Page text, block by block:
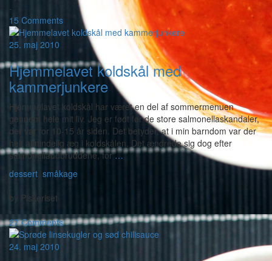
-
15 Comments
25. maj 2010
Hjemmelavet koldskål med
kammerjunkere
Hjemmelavet koldskål har været en del af sommermenuen
gennem hele mit liv. Jeg er født før de store salmonellaskandaler,
der var for 10-15 år siden. Det betyder, at i min barndom var der
helt almindelig æg i koldskålen. Det ændrede sig dog efter
salmonellaudbruddene, for…
dessert småkage
-
by Piskeriset
-
27 Comments
24. maj 2010